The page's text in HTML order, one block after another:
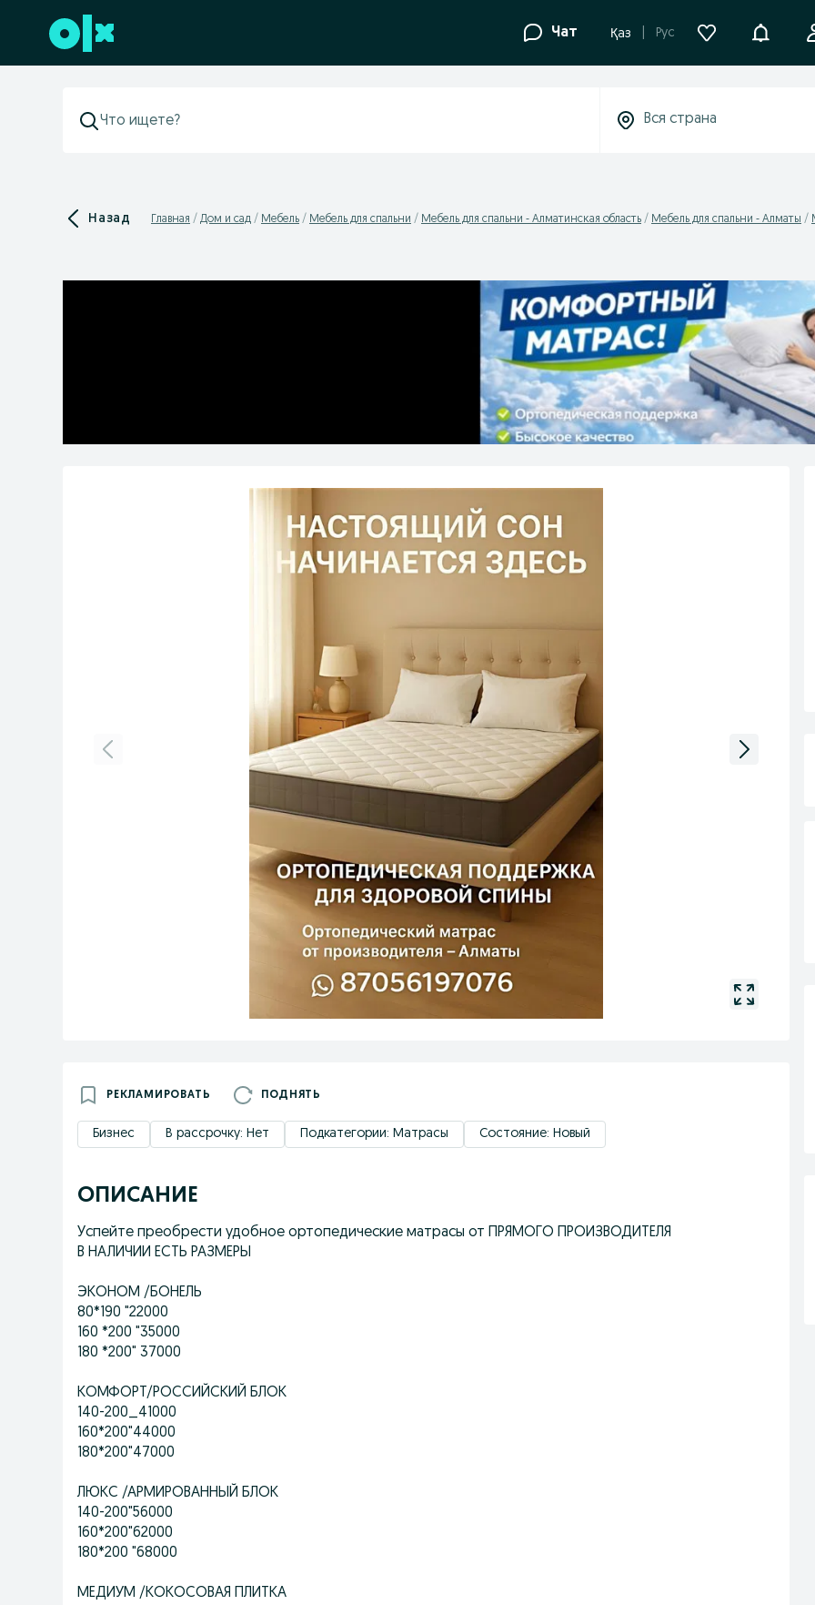
Перейти к нижнему колонтитулу Чат Қаз Рус
Назад Главная Дом и сад Мебель Мебель для спальни Мебель для спальни - Алматинская область Мебель для спальни - Алматы
РЕКЛАМИРОВАТЬ ПОДНЯТЬ
Бизнес В рассрочку: Нет Подкатегории: Матрасы Состояние: Новый
ОПИСАНИЕ
Успейте преобрести удобное ортопедические матрасы от ПРЯМОГО ПРОИЗВОДИТЕЛЯ
В НАЛИЧИИ ЕСТЬ РАЗМЕРЫ
ЭКОНОМ /БОНЕЛЬ
80*190 "22000
160 *200 "35000
180 *200" 37000
КОМФОРТ/РОССИЙСКИЙ БЛОК
140-200_41000
160*200"44000
180*200"47000
ЛЮКС /АРМИРОВАННЫЙ БЛОК
140-200"56000
160*200"62000
180*200 "68000
МЕДИУМ /КОКОСОВАЯ ПЛИТКА